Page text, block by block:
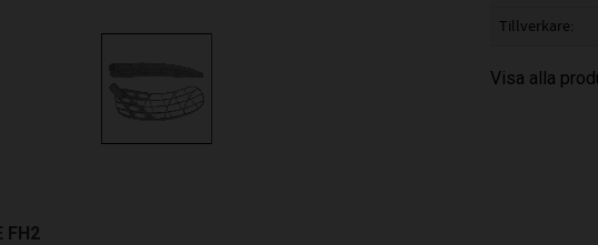
Tillverkare
Visa alla
FH2